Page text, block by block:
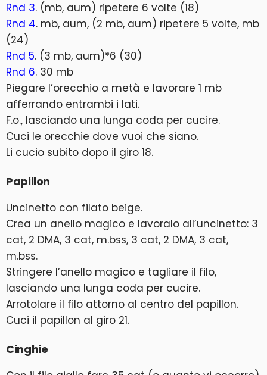
Rnd 3. (mb, aum) ripetere 6 volte (18)
Rnd 4. mb, aum, (2 mb, aum) ripetere 5 volte, mb
(24)
Rnd 5. (3 mb, aum)*6 (30)
Rnd 6. 30 mb
Piegare l’orecchio a metà e lavorare 1 mb
afferrando entrambi i lati.
F.o., lasciando una lunga coda per cucire.
Cuci le orecchie dove vuoi che siano.
Li cucio subito dopo il giro 18.
Papillon
Uncinetto con filato beige.
Crea un anello magico e lavoralo all’uncinetto: 3
cat, 2 DMA, 3 cat, m.bss, 3 cat, 2 DMA, 3 cat,
m.bss.
Stringere l’anello magico e tagliare il filo,
lasciando una lunga coda per cucire.
Arrotolare il filo attorno al centro del papillon.
Cuci il papillon al giro 21.
Cinghie